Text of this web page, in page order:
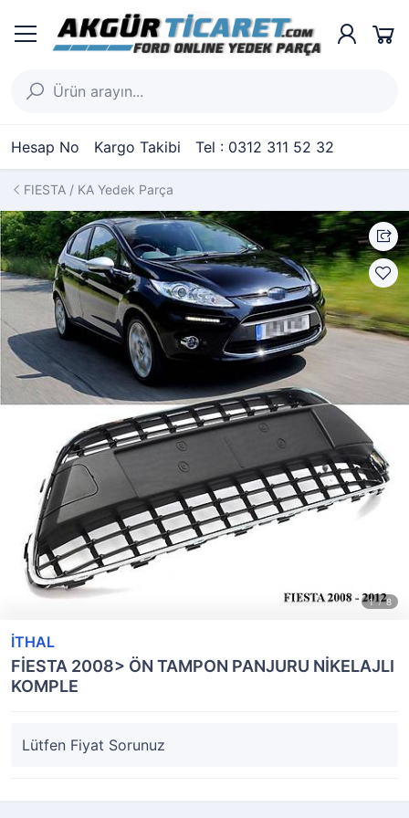
Hesap No Kargo Takibi Tel : 0312 311 52 32
FIESTA / KA Yedek Parça
İTHAL
FİESTA 2008> ÖN TAMPON PANJURU NİKELAJLI
KOMPLE
Lütfen Fiyat Sorunuz